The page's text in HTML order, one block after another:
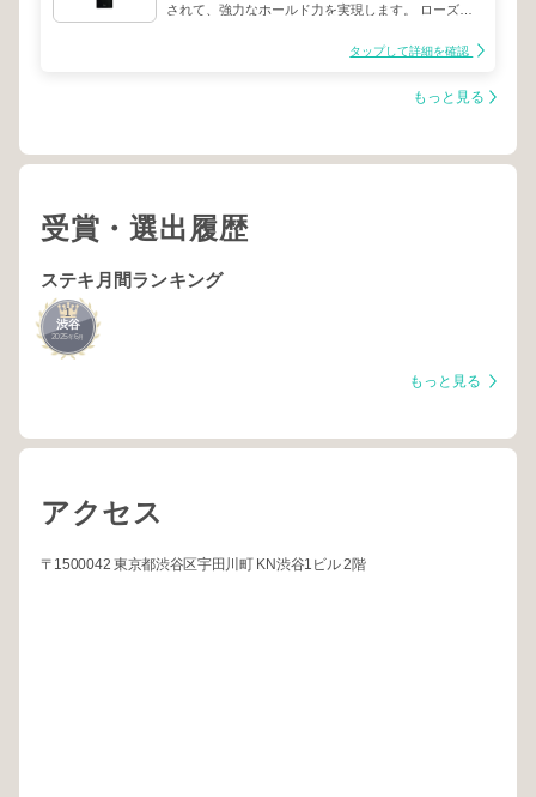
されて、強力なホールド力を実現します。 ローズの
でみずみずしさを表現した優しく透明感のある香りで
タップして詳細を確認
もっと見る
受賞・選出履歴
ステキ月間ランキング
1
渋谷
2025年 6月
もっと見る
アクセス
〒1500042 東京都渋谷区宇田川町 KN渋谷1ビル 2階